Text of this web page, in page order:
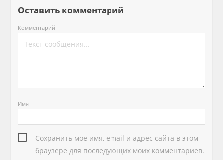
Оставить комментарий
Комментарий
Имя
Сохранить моё имя, email и адрес сайта в этом
браузере для последующих моих комментариев.